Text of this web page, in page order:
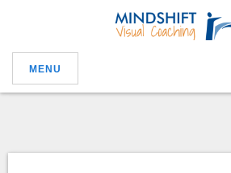
MENU